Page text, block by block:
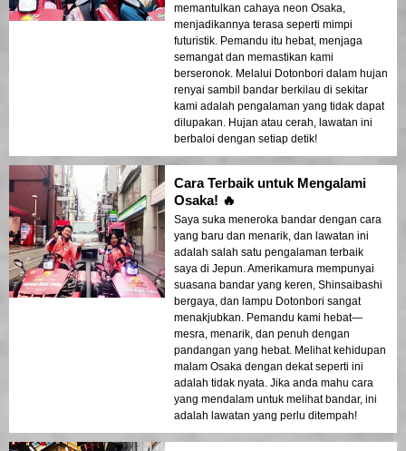
memantulkan cahaya neon Osaka,
menjadikannya terasa seperti mimpi
futuristik. Pemandu itu hebat, menjaga
semangat dan memastikan kami
berseronok. Melalui Dotonbori dalam hujan
renyai sambil bandar berkilau di sekitar
kami adalah pengalaman yang tidak dapat
dilupakan. Hujan atau cerah, lawatan ini
berbaloi dengan setiap detik!
Cara Terbaik untuk Mengalami
Osaka! 🔥
Saya suka meneroka bandar dengan cara
yang baru dan menarik, dan lawatan ini
adalah salah satu pengalaman terbaik
saya di Jepun. Amerikamura mempunyai
suasana bandar yang keren, Shinsaibashi
bergaya, dan lampu Dotonbori sangat
menakjubkan. Pemandu kami hebat—
mesra, menarik, dan penuh dengan
pandangan yang hebat. Melihat kehidupan
malam Osaka dengan dekat seperti ini
adalah tidak nyata. Jika anda mahu cara
yang mendalam untuk melihat bandar, ini
adalah lawatan yang perlu ditempah!